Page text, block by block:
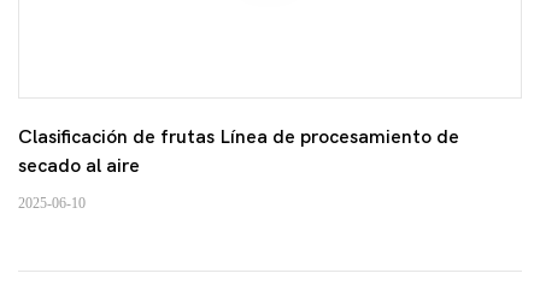
Clasificación de frutas Línea de procesamiento de
secado al aire
2025-06-10